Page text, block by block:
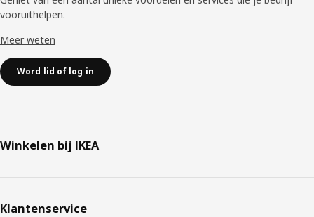
vooruithelpen. ​
Meer weten
Word lid of log in
Winkelen bij IKEA
Klantenservice